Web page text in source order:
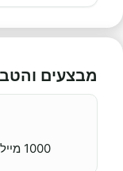
מבצעים
1000 מייל חינם בהשכרת קרוואנים בארהב